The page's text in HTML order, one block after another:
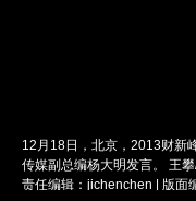
12月18日，北京，2013财新
传媒副总编杨大明发言。 王
责任编辑：jichenchen | 版面